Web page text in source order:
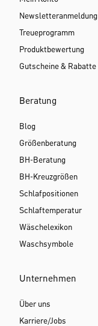
Newsletteranmeldung
Treueprogramm
Produktbewertung
Gutscheine & Rabatte
Beratung
Blog
Größenberatung
BH-Beratung
BH-Kreuzgrößen
Schlafpositionen
Schlaftemperatur
Wäschelexikon
Waschsymbole
Unternehmen
Über uns
Karriere/Jobs